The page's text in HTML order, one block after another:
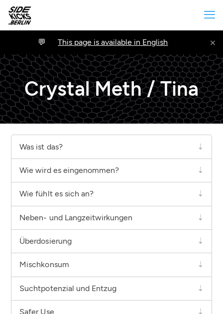
This page is available in English ×
Crystal Meth / Tina
Was ist das?
Wie wird es eingenommen?
Wie fühlt es sich an?
Neben- und Langzeitwirkungen
Überdosierung
Mischkonsum
Suchtpotenzial und Entzug
Safer Use